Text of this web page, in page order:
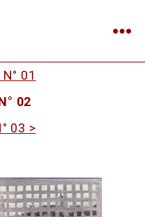
01
02
03 >